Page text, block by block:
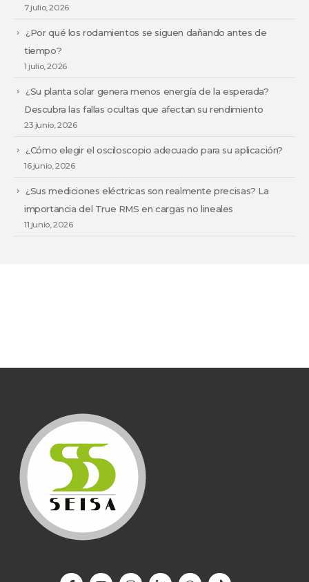
7 julio, 2026
¿Por qué los rodamientos se siguen dañando antes de
tiempo?
1 julio, 2026
¿Su planta solar genera menos energía de la esperada?
Descubra las fallas ocultas que afectan su rendimiento
23 junio, 2026
¿Cómo elegir el osciloscopio adecuado para su aplicación?
16 junio, 2026
¿Sus mediciones eléctricas son realmente precisas? La
importancia del True RMS en cargas no lineales
11 junio, 2026